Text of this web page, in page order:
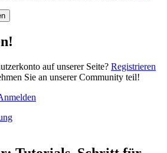
auf unserer Seite? Registrieren
Sie an unserer Community teil!